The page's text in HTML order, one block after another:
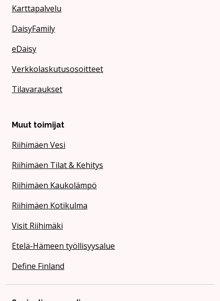
Karttapalvelu
DaisyFamily
eDaisy
Verkkolaskutusosoitteet
Tilavaraukset
Muut toimijat
Riihimäen Vesi
Riihimäen Tilat & Kehitys
Riihimäen Kaukolämpö
Riihimäen Kotikulma
Visit Riihimäki
Etelä-Hämeen työllisyysalue
Define Finland